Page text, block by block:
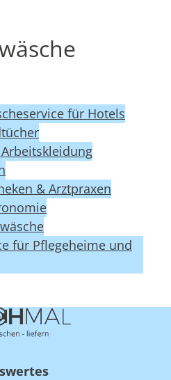
für Hotels
& Arztpraxen
für Pflegeheime und